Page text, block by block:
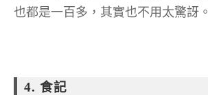
也都是一百多，其實也不用太驚訝。
4. 食記